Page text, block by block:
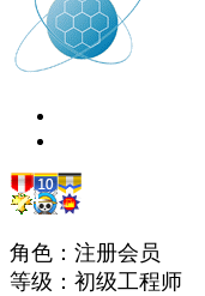
角色：注册会员
等级：初级工程师